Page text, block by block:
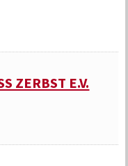
ZERBST E.V.